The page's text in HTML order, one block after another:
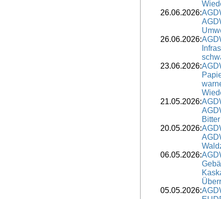
26.06.2026:
26.06.2026:
23.06.2026:
21.05.2026:
20.05.2026:
06.05.2026:
05.05.2026: